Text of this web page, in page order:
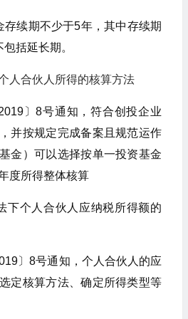
续期不少于5年，其中存续期
括延长期。
人合伙人所得的核算方法
〕8号通知，符合创投企业
并按规定完成备案且规范运作
金）可以选择按单一投资基金
度所得整体核算
下个人合伙人应纳税所得额的
〕8号通知，个人合伙人的应
定核算方法、确定所得类型等